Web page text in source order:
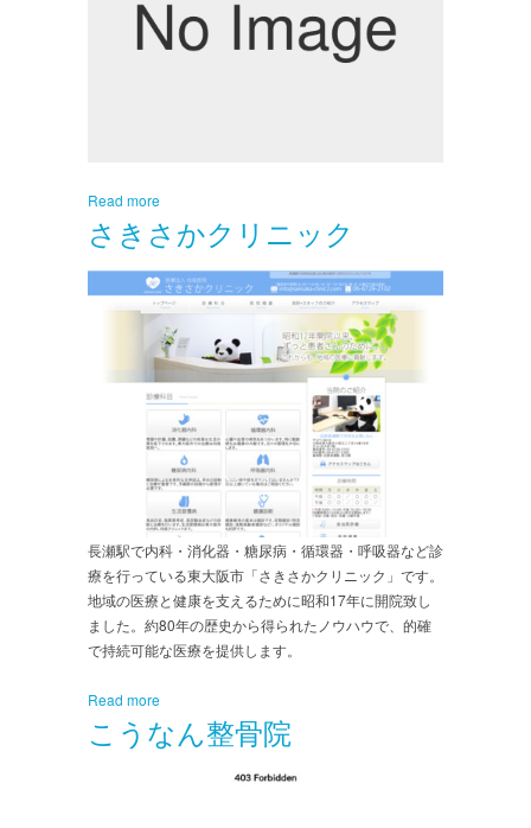
Read more
さきさかクリニック
長瀬駅で内科・消化器・糖尿病・循環器・呼吸器など診
療を行っている東大阪市「さきさかクリニック」です。
地域の医療と健康を支えるために昭和17年に開院致し
ました。約80年の歴史から得られたノウハウで、的確
で持続可能な医療を提供します。
Read more
こうなん整骨院